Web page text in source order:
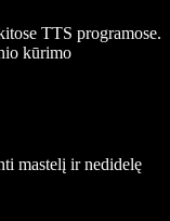
TTS programose.
kūrimo
mastelį ir nedidelę